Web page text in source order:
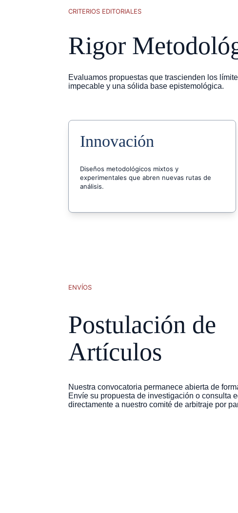
CRITERIOS EDITORIALES
Rigor
Evaluamos propuestas que trascienden los
impecable y una sólida base epistemológica.
Innovación
Diseños metodológicos mixtos y
experimentales que abren nuevas rutas de
análisis.
ENVÍOS
Postulación de
Artículos
Nuestra convocatoria permanece abierta de
Envíe su propuesta de investigación o consulta
directamente a nuestro comité de arbitraje por